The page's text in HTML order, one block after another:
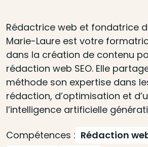
Rédactrice web et fondatrice
Marie-Laure est votre
dans la création de contenu
rédaction web SEO. Elle
méthode son expertise dans
rédaction, d’optimisation et
l’intelligence artificielle
Compétences : Rédaction